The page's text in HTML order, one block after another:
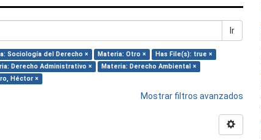
Ir
Sociología del Derecho × Materia: Otro ×
Has File(s): true ×
Derecho Administrativo ×
Materia: Derecho Ambiental ×
Héctor ×
Mostrar filtros avanzados